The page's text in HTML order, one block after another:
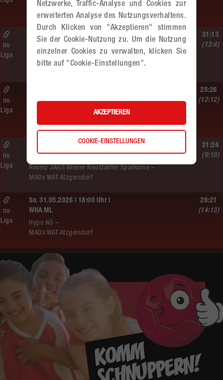
Hypo NÖ –
MADx WAT Atzgersdorf
So. 07.06.2026 | 09:10 Uhr |
WAT Brigittenau
nu
Liga
31:13
(13:4)
WU18
MADx WAT Atzgersdorf –
HIB Handball Graz
nu
Liga
25:26
(12:12)
WU18
Roomz JAGS Wiener Neustädter Sparkasse –
MADx WAT Atzgersdorf
nu
Liga
21:24
(9:10)
So. 31.05.2026 | 18:00 Uhr |
WHA ML
Hypo NÖ –
MADx WAT Atzgersdorf
nu
Liga
28:21
(14:13)
Netzwerke, Traffic-Analyse und Cookies zur
erweiterten Analyse des Nutzungsverhaltens.
Durch Klicken von "Akzeptieren" stimmen
Sie der Cookie-Nutzung zu. Um die Nutzung
einzelner Cookies zu verwalten, klicken Sie
bitte auf "Cookie-Einstellungen".
AKZEPTIEREN
COOKIE-EINSTELLUNGEN